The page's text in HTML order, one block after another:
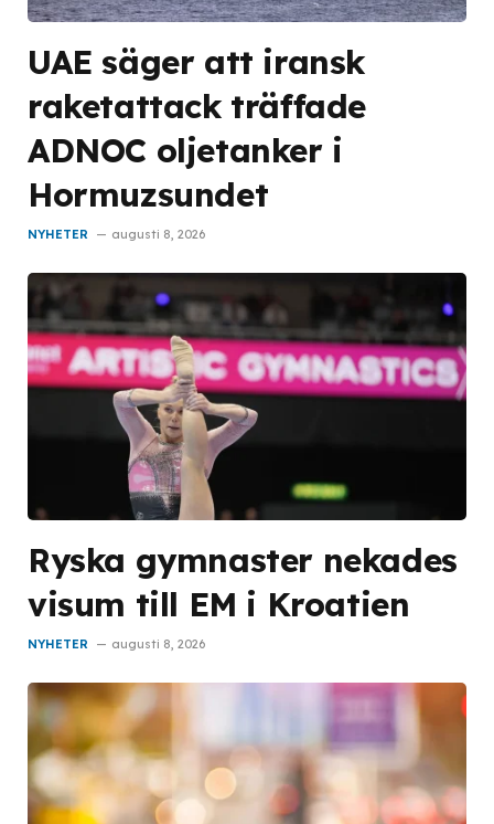
UAE säger att iransk
raketattack träffade
ADNOC oljetanker i
Hormuzsundet
NYHETER augusti 8, 2026
Ryska gymnaster nekades
visum till EM i Kroatien
NYHETER augusti 8, 2026